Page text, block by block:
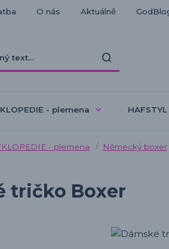
O nás Aktuálně
- plemena HAFSTYL
- plemena Německý boxer
tričko Boxer